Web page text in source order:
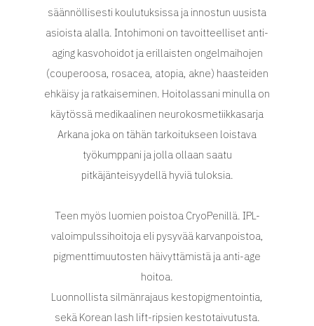
säännöllisesti koulutuksissa ja innostun uusista
asioista alalla. Intohimoni on tavoitteelliset anti-
aging kasvohoidot ja erillaisten ongelmaihojen
(couperoosa, rosacea, atopia, akne) haasteiden
ehkäisy ja ratkaiseminen. Hoitolassani minulla on
käytössä medikaalinen neurokosmetiikkasarja
Arkana joka on tähän tarkoitukseen loistava
työkumppani ja jolla ollaan saatu
pitkäjänteisyydellä hyviä tuloksia.
Teen myös luomien poistoa CryoPenillä. IPL-
valoimpulssihoitoja eli pysyvää karvanpoistoa,
pigmenttimuutosten häivyttämistä ja anti-age
hoitoa.
Luonnollista silmänrajaus kestopigmentointia,